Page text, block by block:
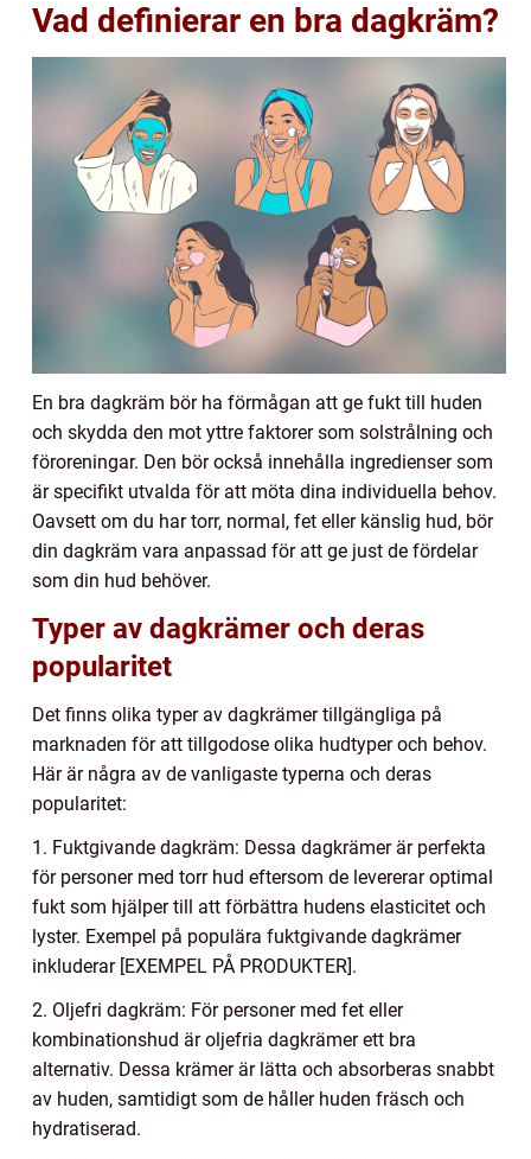
Vad definierar en bra dagkräm?
En bra dagkräm bör ha förmågan att ge fukt till huden
och skydda den mot yttre faktorer som solstrålning och
föroreningar. Den bör också innehålla ingredienser som
är specifikt utvalda för att möta dina individuella behov.
Oavsett om du har torr, normal, fet eller känslig hud, bör
din dagkräm vara anpassad för att ge just de fördelar
som din hud behöver.
Typer av dagkrämer och deras
popularitet
Det finns olika typer av dagkrämer tillgängliga på
marknaden för att tillgodose olika hudtyper och behov.
Här är några av de vanligaste typerna och deras
popularitet:
1. Fuktgivande dagkräm: Dessa dagkrämer är perfekta
för personer med torr hud eftersom de levererar optimal
fukt som hjälper till att förbättra hudens elasticitet och
lyster. Exempel på populära fuktgivande dagkrämer
inkluderar [EXEMPEL PÅ PRODUKTER].
2. Oljefri dagkräm: För personer med fet eller
kombinationshud är oljefria dagkrämer ett bra
alternativ. Dessa krämer är lätta och absorberas snabbt
av huden, samtidigt som de håller huden fräsch och
hydratiserad.